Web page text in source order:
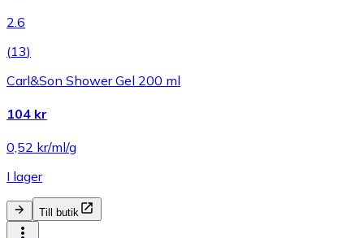
2.6
(13)
Carl&Son Shower Gel 200 ml
104 kr
0,52 kr/ml/g
I lager
Till butik